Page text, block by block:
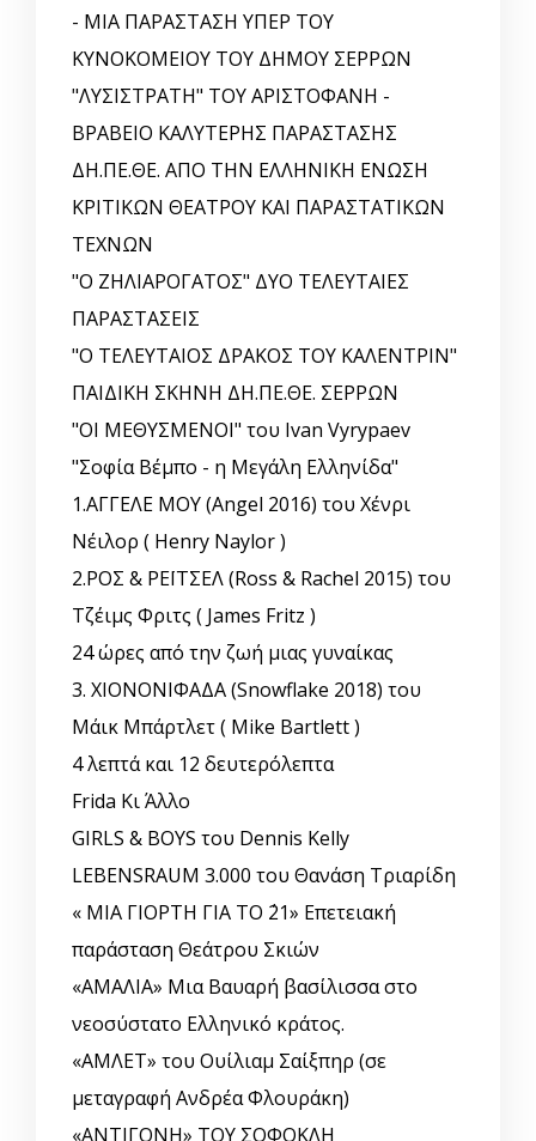
- ΜΙΑ ΠΑΡΑΣΤΑΣΗ ΥΠΕΡ ΤΟΥ
ΚΥΝΟΚΟΜΕΙΟΥ ΤΟΥ ΔΗΜΟΥ ΣΕΡΡΩΝ
"ΛΥΣΙΣΤΡΑΤΗ" ΤΟΥ ΑΡΙΣΤΟΦΑΝΗ -
ΒΡΑΒΕΙΟ ΚΑΛΥΤΕΡΗΣ ΠΑΡΑΣΤΑΣΗΣ
ΔΗ.ΠΕ.ΘΕ. ΑΠΟ ΤΗΝ ΕΛΛΗΝΙΚΗ EΝΩΣΗ
ΚΡΙΤΙΚΩΝ ΘΕΑΤΡΟΥ ΚΑΙ ΠΑΡΑΣΤΑΤΙΚΩΝ
ΤΕΧΝΩΝ
"Ο ΖΗΛΙΑΡΟΓΑΤΟΣ" ΔΥΟ ΤΕΛΕΥΤΑΙΕΣ
ΠΑΡΑΣΤΑΣΕΙΣ
"Ο ΤΕΛΕΥΤΑΙΟΣ ΔΡΑΚΟΣ ΤΟΥ ΚΑΛΕΝΤΡΙΝ"
ΠΑΙΔΙΚΗ ΣΚΗΝΗ ΔΗ.ΠΕ.ΘΕ. ΣΕΡΡΩΝ
"ΟΙ ΜΕΘΥΣΜΕΝΟΙ" του Ivan Vyrypaev
"Σοφία Βέμπο - η Μεγάλη Ελληνίδα"
1.ΑΓΓΕΛΕ ΜΟΥ (Angel 2016) του Χένρι
Νέιλορ ( Henry Naylor )
2.ΡΟΣ & ΡΕΪΤΣΕΛ (Ross & Rachel 2015) του
Τζέιμς Φριτς ( James Fritz )
24 ώρες από την ζωή μιας γυναίκας
3. ΧΙΟΝΟΝΙΦΑΔΑ (Snowflake 2018) του
Μάικ Μπάρτλετ ( Mike Bartlett )
4 λεπτά και 12 δευτερόλεπτα
Frida Κι Άλλο
GIRLS & BOYS του Dennis Kelly
LEBENSRAUM 3.000 του Θανάση Τριαρίδη
« ΜΙΑ ΓΙΟΡΤΗ ΓΙΑ ΤΟ ΄21» Επετειακή
παράσταση Θεάτρου Σκιών
«ΑΜΑΛΙΑ» Μια Βαυαρή βασίλισσα στο
νεοσύστατο Ελληνικό κράτος.
«ΑΜΛΕΤ» του Ουίλιαμ Σαίξπηρ (σε
μεταγραφή Ανδρέα Φλουράκη)
«ΑΝΤΙΓΟΝΗ» ΤΟΥ ΣΟΦΟΚΛΗ